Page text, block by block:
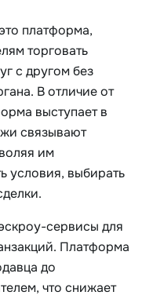
платформа,
торговать
с другом без
В отличие от
выступает в
связывают
им
условия, выбирать
сервисы для
Платформа
до
что снижает